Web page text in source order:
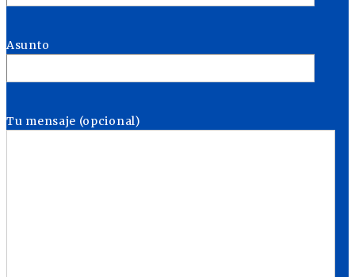
Asunto
Tu mensaje (opcional)